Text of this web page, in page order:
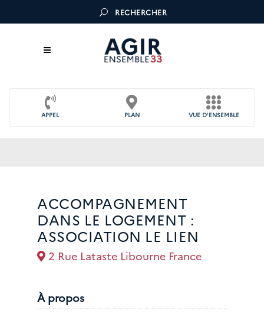
RECHERCHER
APPEL PLAN VUE D'ENSEMBLE
ACCOMPAGNEMENT
DANS LE LOGEMENT :
ASSOCIATION LE LIEN
2 Rue Lataste Libourne France
À propos